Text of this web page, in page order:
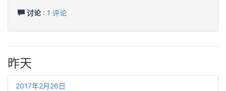
讨论: 1 评论
昨天
2017年2月26日